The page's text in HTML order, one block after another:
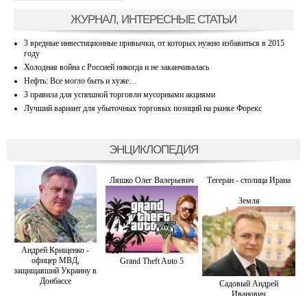
ЖУРНАЛ, ИНТЕРЕСНЫЕ СТАТЬИ
3 вредные инвестиционные привычки, от которых нужно избавиться в 2015
году
Холодная война с Россией никогда и не заканчивалась
Нефть: Все могло быть и хуже…
3 правила для успешной торговли мусорными акциями
Лучший вариант для убыточных торговых позиций на рынке Форекс
ЭНЦИКЛОПЕДИЯ
Андрей Крищенко -
офицер МВД,
защищавший Украину в
Донбассе
Ляшко Олег Валерьевич Тегеран - столица Ирана
Grand Theft Auto 5
Земля
Садовый Андрей
Иванович